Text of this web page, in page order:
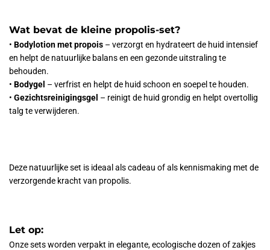
Wat bevat de kleine propolis-set?
• Bodylotion met propois – verzorgt en hydrateert de huid intensief
en helpt de natuurlijke balans en een gezonde uitstraling te
behouden.
• Bodygel – verfrist en helpt de huid schoon en soepel te houden.
• Gezichtsreinigingsgel – reinigt de huid grondig en helpt overtollig
talg te verwijderen.
Deze natuurlijke set is ideaal als cadeau of als kennismaking met de
verzorgende kracht van propolis.
Let op:
Onze sets worden verpakt in elegante, ecologische dozen of zakjes